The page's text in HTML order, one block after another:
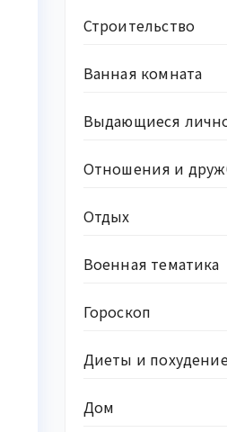
Строительство
Ванная комната
Выдающиеся
Отношения и
Отдых
Военная тематика
Гороскоп
Диеты и
Дом